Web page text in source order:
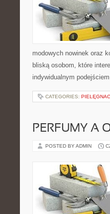
modowych nowinek oraz
bliską osobom, które
indywidualnym
CATEGORIES:
PERFUMY A
POSTED BY ADMIN